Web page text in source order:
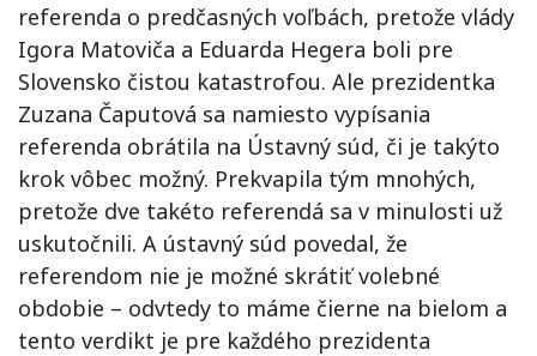
referenda o predčasných voľbách, pretože vlády
Igora Matoviča a Eduarda Hegera boli pre
Slovensko čistou katastrofou. Ale prezidentka
Zuzana Čaputová sa namiesto vypísania
referenda obrátila na Ústavný súd, či je takýto
krok vôbec možný. Prekvapila tým mnohých,
pretože dve takéto referendá sa v minulosti už
uskutočnili. A ústavný súd povedal, že
referendom nie je možné skrátiť volebné
obdobie – odvtedy to máme čierne na bielom a
tento verdikt je pre každého prezidenta